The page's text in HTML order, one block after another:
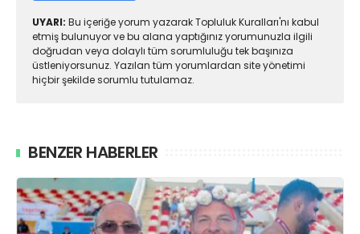
UYARI: Bu içeriğe yorum yazarak Topluluk Kuralları'nı kabul
etmiş bulunuyor ve bu alana yaptığınız yorumunuzla ilgili
doğrudan veya dolaylı tüm sorumluluğu tek başınıza
üstleniyorsunuz. Yazılan tüm yorumlardan site yönetimi
hiçbir şekilde sorumlu tutulamaz.
BENZER HABERLER